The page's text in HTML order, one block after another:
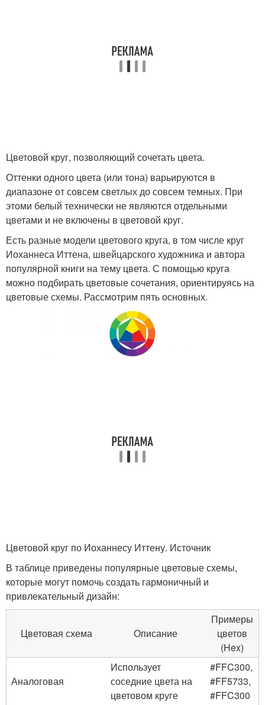
Цветовой круг, позволяющий сочетать цвета.
Оттенки одного цвета (или тона) варьируются в
диапазоне от совсем светлых до совсем темных. При
этоми белый технически не являются отдельными
цветами и не включены в цветовой круг.
Есть разные модели цветового круга, в том числе круг
Иоханнеса Иттена, швейцарского художника и автора
популярной книги на тему цвета. С помощью круга
можно подбирать цветовые сочетания, ориентируясь на
цветовые схемы. Рассмотрим пять основных.
Цветовой круг по Иоханнесу Иттену. Источник
В таблице приведены популярные цветовые схемы,
которые могут помочь создать гармоничный и
привлекательный дизайн:
Цветовая схема Описание
Примеры
цветов
(Hex)
Аналоговая
Использует
соседние цвета на
цветовом круге
#FFC300,
#FF5733,
#FFC300